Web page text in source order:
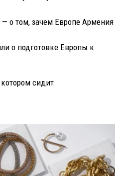
о том, зачем Европе Армения
о подготовке Европы к
сидит